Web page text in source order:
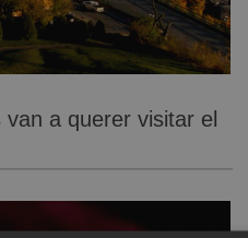
a querer visitar el